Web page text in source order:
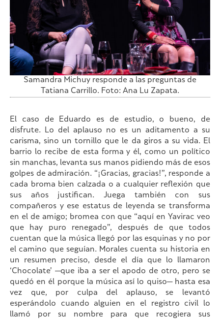
Samandra Michuy responde a las preguntas de
Tatiana Carrillo. Foto: Ana Lu Zapata.
El caso de Eduardo es de estudio, o bueno, de
disfrute. Lo del aplauso no es un aditamento a su
carisma, sino un tornillo que le da giros a su vida. El
barrio lo recibe de esta forma y él, como un político
sin manchas, levanta sus manos pidiendo más de esos
golpes de admiración. “¡Gracias, gracias!”, responde a
cada broma bien calzada o a cualquier reflexión que
sus años justifican. Juega también con sus
compañeros y ese estatus de leyenda se transforma
en el de amigo; bromea con que “aquí en Yavirac veo
que hay puro renegado”, después de que todos
cuentan que la música llegó por las esquinas y no por
el camino que seguían. Morales cuenta su historia en
un resumen preciso, desde el día que lo llamaron
‘Chocolate’ —que iba a ser el apodo de otro, pero se
quedó en él porque la música así lo quiso— hasta esa
vez que, por culpa del aplauso, se levantó
esperándolo cuando alguien en el registro civil lo
llamó por su nombre para que recogiera sus